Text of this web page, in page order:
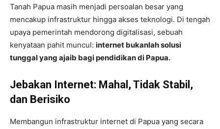
Tanah Papua masih menjadi persoalan besar yang
mencakup infrastruktur hingga akses teknologi. Di tengah
upaya pemerintah mendorong digitalisasi, sebuah
kenyataan pahit muncul: internet bukanlah solusi
tunggal yang ajaib bagi pendidikan di Papua.
Jebakan Internet: Mahal, Tidak Stabil,
dan Berisiko
Membangun infrastruktur internet di Papua yang secara